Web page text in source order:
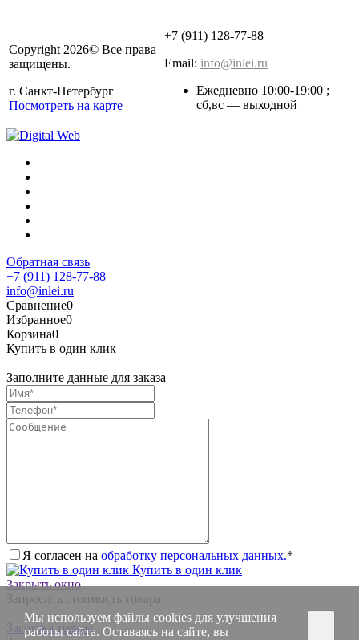
Copyright 2026© Все права
защищены.
г. Санкт-Петербург
Посмотреть на карте
+7 (911) 128-77-88
Email: info@inlei.ru
Ежедневно 10:00-19:00 ;
cб,вс — выходной
Обратная связь
+7 (911) 128-77-88
info@inlei.ru
Сравнение0
Избранное0
Корзина0
Купить в один клик
Заполните данные для заказа
Я согласен на обработку персональных данных.*
Купить в один клик
Закрыть окно
Запросить стоимость товара
Загрузка товара
Мы используем файлы cookies для улучшения
работы сайта. Оставаясь на сайте, вы